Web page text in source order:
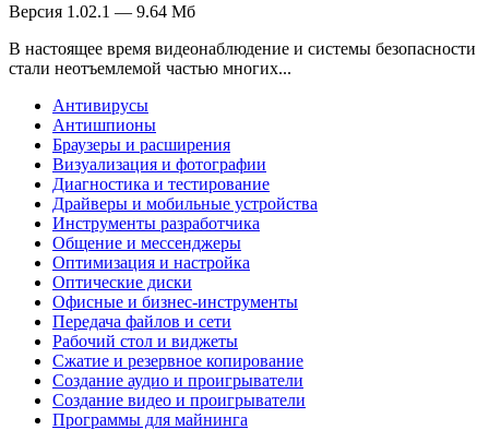
Версия 1.02.1 — 9.64 Мб
В настоящее время видеонаблюдение и системы безопасности
стали неотъемлемой частью многих...
Антивирусы
Антишпионы
Браузеры и расширения
Визуализация и фотографии
Диагностика и тестирование
Драйверы и мобильные устройства
Инструменты разработчика
Общение и мессенджеры
Оптимизация и настройка
Оптические диски
Офисные и бизнес-инструменты
Передача файлов и сети
Рабочий стол и виджеты
Сжатие и резервное копирование
Создание аудио и проигрыватели
Создание видео и проигрыватели
Программы для майнинга